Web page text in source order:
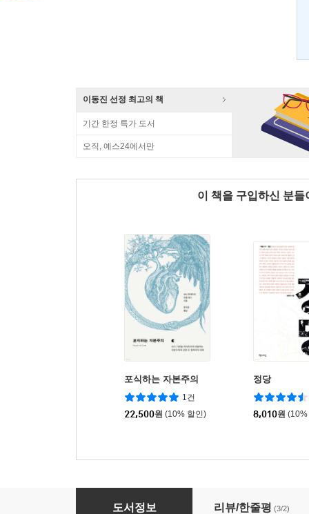
이동진 선정 최고의 책
기간 한정 특가 도서
오직, 예스24에서만
이 책을 구입하신 분
포식하는 자본주의
1건
22,500원 (10% 할인)
정당
8,010원 (10%
극단의 시대 : 20세기 역사 (하)
도서정보 리뷰/한줄평 (3/2)